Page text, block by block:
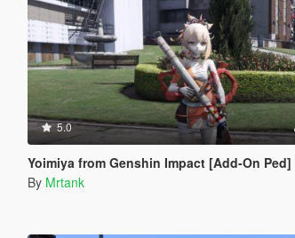
5.0
Yoimiya from Genshin Impact [Add-On Ped]
By Mrtank